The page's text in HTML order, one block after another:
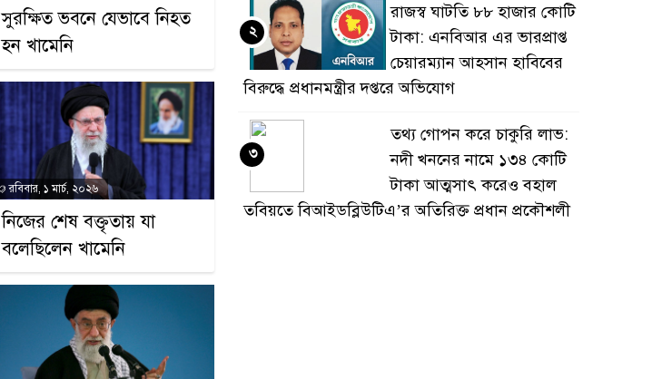
সুরক্ষিত ভবনে যেভাবে নিহত
হন খামেনি
রবিবার, ১ মার্চ, ২০২৬
নিজের শেষ বক্তৃতায় যা
বলেছিলেন খামেনি
রাজস্ব ঘাটতি ৮৮ হাজার কোটি
টাকা: এনবিআর এর ভারপ্রাপ্ত
চেয়ারম্যান আহসান হাবিবের
বিরুদ্ধে প্রধানমন্ত্রীর দপ্তরে অভিযোগ
২
তথ্য গোপন করে চাকুরি লাভ:
নদী খননের নামে ১৩৪ কোটি
টাকা আত্মসাৎ করেও বহাল
তবিয়তে বিআইডব্লিউটিএ’র অতিরিক্ত প্রধান প্রকৌশলী
৩